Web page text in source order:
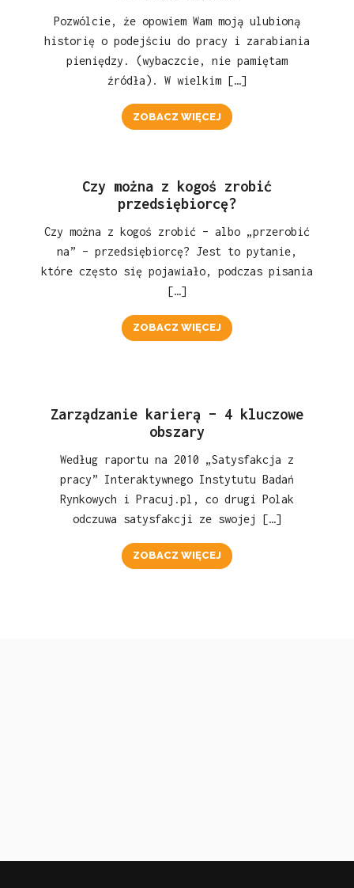
Pozwólcie, że opowiem Wam moją ulubioną
historię o podejściu do pracy i zarabiania
pieniędzy. (wybaczcie, nie pamiętam
źródła). W wielkim […]
ZOBACZ WIĘCEJ
Czy można z kogoś zrobić
przedsiębiorcę?
Czy można z kogoś zrobić – albo „przerobić
na” – przedsiębiorcę? Jest to pytanie,
które często się pojawiało, podczas pisania
[…]
ZOBACZ WIĘCEJ
Zarządzanie karierą – 4 kluczowe
obszary
Według raportu na 2010 „Satysfakcja z
pracy” Interaktywnego Instytutu Badań
Rynkowych i Pracuj.pl, co drugi Polak
odczuwa satysfakcji ze swojej […]
ZOBACZ WIĘCEJ